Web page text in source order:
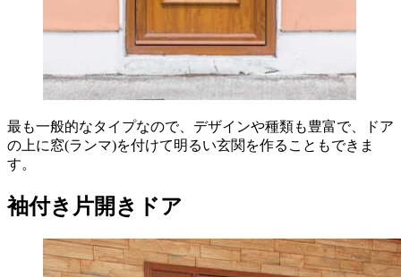
最も一般的なタイプなので、デザインや種類も豊富で、ドア
の上に窓(ランマ)を付けて明るい玄関を作ることもできま
す。
袖付き片開きドア